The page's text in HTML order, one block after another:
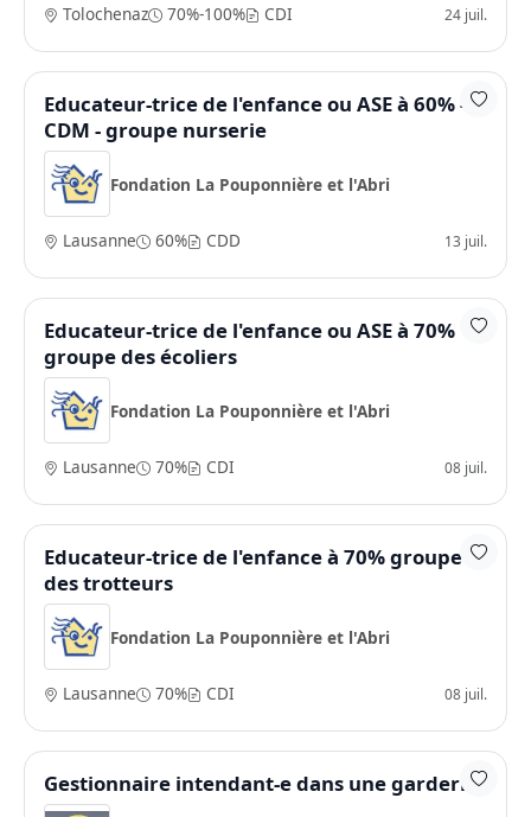
Tolochenaz 70%-100% CDI 24 juil.
Educateur-trice de l'enfance ou ASE à 60% -
CDM - groupe nurserie
Fondation La Pouponnière et l'Abri
Lausanne 60% CDD 13 juil.
Educateur-trice de l'enfance ou ASE à 70%
groupe des écoliers
Fondation La Pouponnière et l'Abri
Lausanne 70% CDI 08 juil.
Educateur-trice de l'enfance à 70% groupe
des trotteurs
Fondation La Pouponnière et l'Abri
Lausanne 70% CDI 08 juil.
Gestionnaire intendant-e dans une garderie